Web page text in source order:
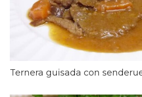
Ternera guisada con